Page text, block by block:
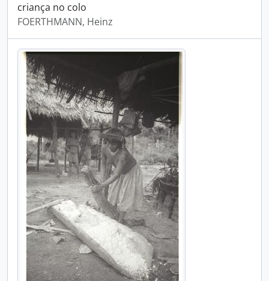
criança no colo
FOERTHMANN, Heinz